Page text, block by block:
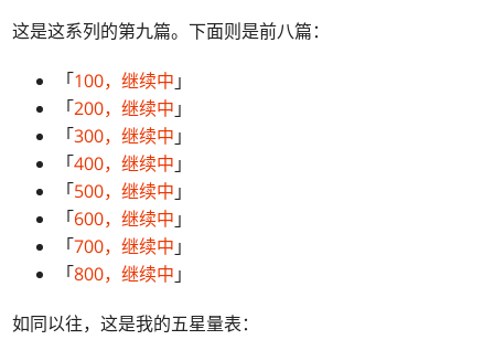
这是这系列的第九篇。下面则是前八篇：
「100，继续中 」
「200，继续中 」
「300，继续中 」
「400，继续中 」
「500，继续中 」
「600，继续中 」
「700，继续中 」
「800，继续中 」
如同以往，这是我的五星量表：